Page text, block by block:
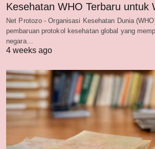
Kesehatan WHO Terbaru untuk
Net Protozo - Organisasi Kesehatan Dunia
pembaruan protokol kesehatan global yang
negara…
4 weeks ago